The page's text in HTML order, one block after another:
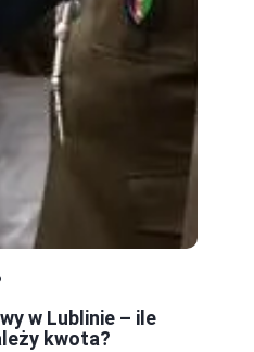
w Lublinie – ile
kwota?